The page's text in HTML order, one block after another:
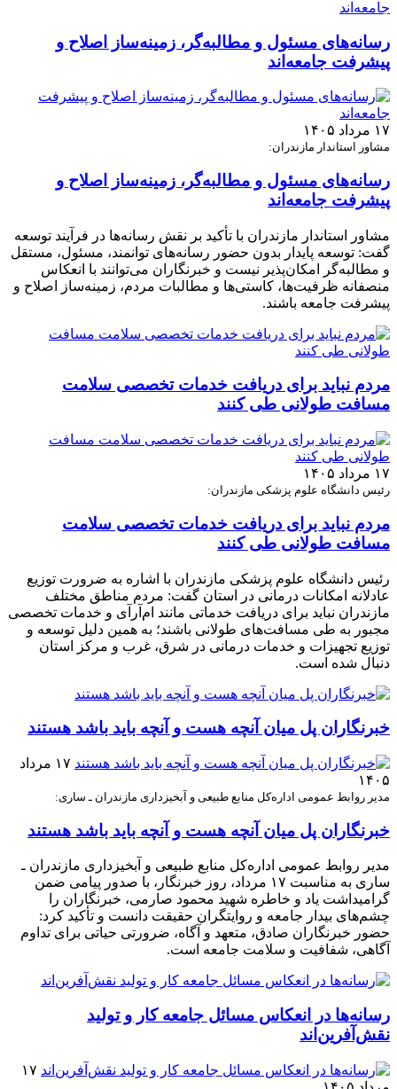
رسانه‌های مسئول و مطالبه‌گر، زمینه‌ساز اصلاح و
پیشرفت جامعه‌اند
۱۷ مرداد ۱۴۰۵
مشاور استاندار مازندران:
رسانه‌های مسئول و مطالبه‌گر، زمینه‌ساز اصلاح و
پیشرفت جامعه‌اند
مشاور استاندار مازندران با تأکید بر نقش رسانه‌ها در فرآیند توسعه
گفت: توسعه پایدار بدون حضور رسانه‌های توانمند، مسئول، مستقل
و مطالبه‌گر امکان‌پذیر نیست و خبرنگاران می‌توانند با انعکاس
منصفانه ظرفیت‌ها، کاستی‌ها و مطالبات مردم، زمینه‌ساز اصلاح و
پیشرفت جامعه باشند.
مردم نباید برای دریافت خدمات تخصصی سلامت
مسافت طولانی طی کنند
۱۷ مرداد ۱۴۰۵
رئیس دانشگاه علوم پزشکی مازندران:
مردم نباید برای دریافت خدمات تخصصی سلامت
مسافت طولانی طی کنند
رئیس دانشگاه علوم پزشکی مازندران با اشاره به ضرورت توزیع
عادلانه امکانات درمانی در استان گفت: مردم مناطق مختلف
مازندران نباید برای دریافت خدماتی مانند ام‌آر‌آی و خدمات تخصصی
مجبور به طی مسافت‌های طولانی باشند؛ به همین دلیل توسعه و
توزیع تجهیزات و خدمات درمانی در شرق، غرب و مرکز استان
دنبال شده است.
خبرنگاران پل میان آنچه هست و آنچه باید باشد هستند
۱۷ مرداد
۱۴۰۵
مدیر روابط عمومی اداره‌کل منابع طبیعی و آبخیزداری مازندران ـ ساری:
خبرنگاران پل میان آنچه هست و آنچه باید باشد هستند
مدیر روابط عمومی اداره‌کل منابع طبیعی و آبخیزداری مازندران ـ
ساری به مناسبت ۱۷ مرداد، روز خبرنگار، با صدور پیامی ضمن
گرامیداشت یاد و خاطره شهید محمود صارمی، خبرنگاران را
چشم‌های بیدار جامعه و روایتگران حقیقت دانست و تأکید کرد:
حضور خبرنگاران صادق، متعهد و آگاه، ضرورتی حیاتی برای تداوم
آگاهی، شفافیت و سلامت جامعه است.
رسانه‌ها در انعکاس مسائل جامعه کار و تولید
نقش‌آفرین‌اند
۱۷